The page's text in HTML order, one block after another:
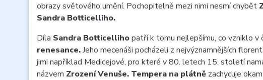
obrazy světového umění. Pochopitelně mezi nimi nesmí chybět
Sandra Botticelliho.
Díla Sandra Botticellihopatří k tomu nejlepšímu, co vzniklo v
renesance.Jeho mecenáši pocházeli z nejvýznamnějších
jimi například Medicejové, pro které v 80. letech 15. století
názvem Zrození Venuše. Tempera na plátně zachycuje